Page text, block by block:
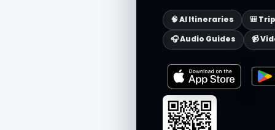
🧠 AI Itineraries
🎒
🎧 Audio Guides
📹